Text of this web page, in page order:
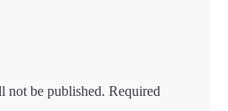
not be published. Required